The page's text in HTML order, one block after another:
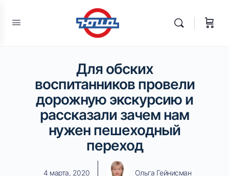
Для обских
воспитанников провели
дорожную экскурсию и
рассказали зачем нам
нужен пешеходный
переход
4 марта, 2020 Ольга Гейнисман